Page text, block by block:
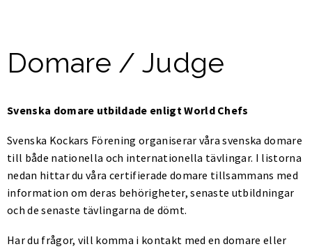
Domare / Judge
Svenska domare utbildade enligt World Chefs
Svenska Kockars Förening organiserar våra svenska domare
till både nationella och internationella tävlingar. I listorna
nedan hittar du våra certifierade domare tillsammans med
information om deras behörigheter, senaste utbildningar
och de senaste tävlingarna de dömt.
Har du frågor, vill komma i kontakt med en domare eller